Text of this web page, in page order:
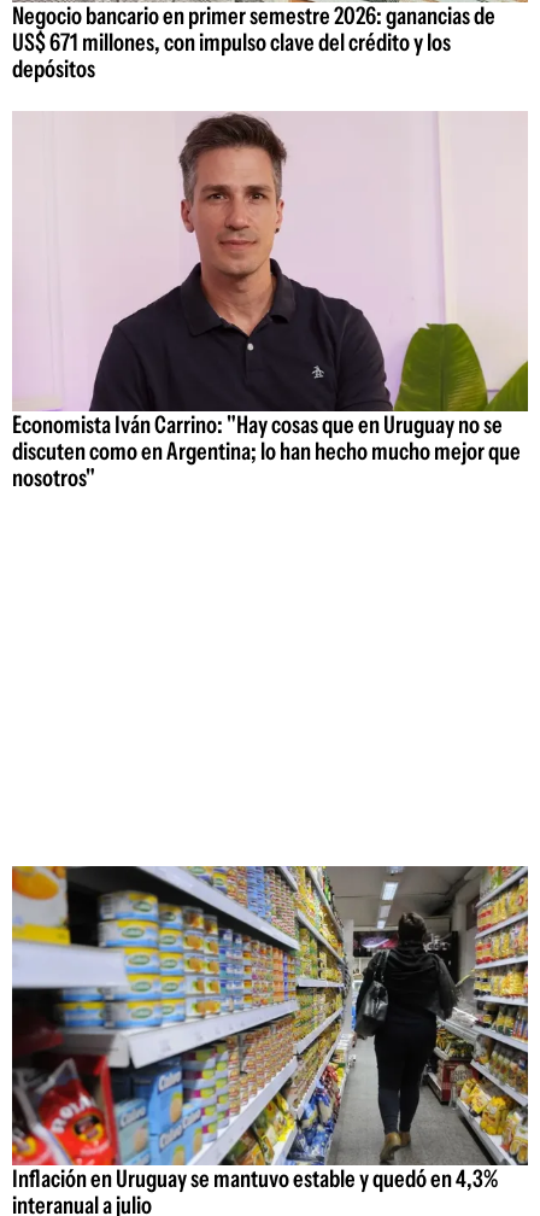
Negocio bancario en primer semestre 2026: ganancias de
US$ 671 millones, con impulso clave del crédito y los
depósitos
Economista Iván Carrino: "Hay cosas que en Uruguay no se
discuten como en Argentina; lo han hecho mucho mejor que
nosotros"
Inflación en Uruguay se mantuvo estable y quedó en 4,3%
interanual a julio